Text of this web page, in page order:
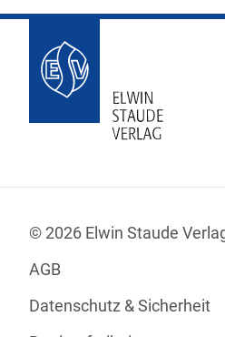
© 2026 Elwin Staude
AGB
Datenschutz & Sicherheit